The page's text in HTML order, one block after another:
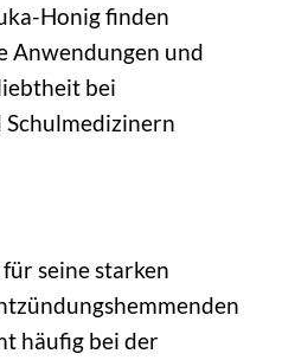
Honig finden
Anwendungen und
bei
seine starken
häufig bei der